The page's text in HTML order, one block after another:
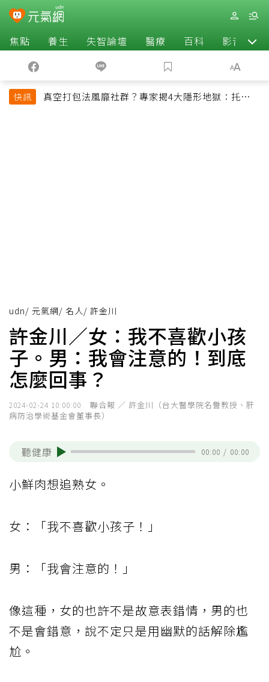
焦點 養生 失智論壇 醫療 百科 影音
快訊
真空打包法風靡社群？專家揭4大隱形地獄：托運恐
udn/ 元氣網/ 名人/ 許金川
許金川／女：我不喜歡小孩
子。男：我會注意的！到底
怎麼回事？
2024-02-24 10:00:00
聯合報 ／ 許金川（台大醫學院名譽教授、肝
病防治學術基金會董事長）
聽健康 00:00 / 00:00
小鮮肉想追熟女。
女：「我不喜歡小孩子！」
男：「我會注意的！」
像這種，女的也許不是故意表錯情，男的也
不是會錯意，說不定只是用幽默的話解除尷
尬。